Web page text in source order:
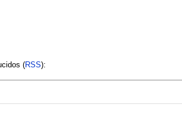
(RSS):